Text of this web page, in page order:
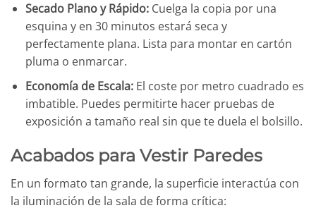
Secado Plano y Rápido:Cuelga la copia por una
esquina y en 30 minutos estará seca y
perfectamente plana. Lista para montar en cartón
pluma o enmarcar.
Economía de Escala:El coste por metro cuadrado es
imbatible. Puedes permitirte hacer pruebas de
exposición a tamaño real sin que te duela el bolsillo.
Acabados para Vestir Paredes
En un formato tan grande, la superficie interactúa con
la iluminación de la sala de forma crítica: